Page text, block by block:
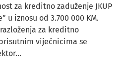
za kreditno zaduženje JKUP
u iznosu od 3.700 000 KM.
za kreditno
vijećnicima se